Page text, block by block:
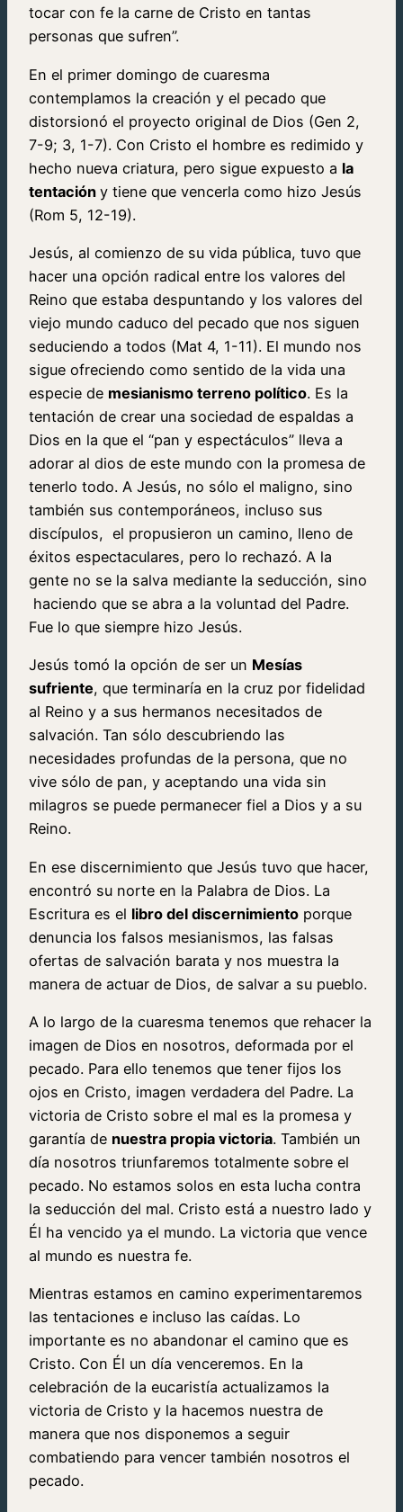
tocar con fe la carne de Cristo en tantas
personas que sufren”.
En el primer domingo de cuaresma
contemplamos la creación y el pecado que
distorsionó el proyecto original de Dios (Gen 2,
7-9; 3, 1-7). Con Cristo el hombre es redimido y
hecho nueva criatura, pero sigue expuesto a la
tentación y tiene que vencerla como hizo Jesús
(Rom 5, 12-19).
Jesús, al comienzo de su vida pública, tuvo que
hacer una opción radical entre los valores del
Reino que estaba despuntando y los valores del
viejo mundo caduco del pecado que nos siguen
seduciendo a todos (Mat 4, 1-11). El mundo nos
sigue ofreciendo como sentido de la vida una
especie de mesianismo terreno político. Es la
tentación de crear una sociedad de espaldas a
Dios en la que el “pan y espectáculos” lleva a
adorar al dios de este mundo con la promesa de
tenerlo todo. A Jesús, no sólo el maligno, sino
también sus contemporáneos, incluso sus
discípulos, el propusieron un camino, lleno de
éxitos espectaculares, pero lo rechazó. A la
gente no se la salva mediante la seducción, sino
haciendo que se abra a la voluntad del Padre.
Fue lo que siempre hizo Jesús.
Jesús tomó la opción de ser un Mesías
sufriente, que terminaría en la cruz por fidelidad
al Reino y a sus hermanos necesitados de
salvación. Tan sólo descubriendo las
necesidades profundas de la persona, que no
vive sólo de pan, y aceptando una vida sin
milagros se puede permanecer fiel a Dios y a su
Reino.
En ese discernimiento que Jesús tuvo que hacer,
encontró su norte en la Palabra de Dios. La
Escritura es el libro del discernimiento porque
denuncia los falsos mesianismos, las falsas
ofertas de salvación barata y nos muestra la
manera de actuar de Dios, de salvar a su pueblo.
A lo largo de la cuaresma tenemos que rehacer la
imagen de Dios en nosotros, deformada por el
pecado. Para ello tenemos que tener fijos los
ojos en Cristo, imagen verdadera del Padre. La
victoria de Cristo sobre el mal es la promesa y
garantía de nuestra propia victoria. También un
día nosotros triunfaremos totalmente sobre el
pecado. No estamos solos en esta lucha contra
la seducción del mal. Cristo está a nuestro lado y
Él ha vencido ya el mundo. La victoria que vence
al mundo es nuestra fe.
Mientras estamos en camino experimentaremos
las tentaciones e incluso las caídas. Lo
importante es no abandonar el camino que es
Cristo. Con Él un día venceremos. En la
celebración de la eucaristía actualizamos la
victoria de Cristo y la hacemos nuestra de
manera que nos disponemos a seguir
combatiendo para vencer también nosotros el
pecado.